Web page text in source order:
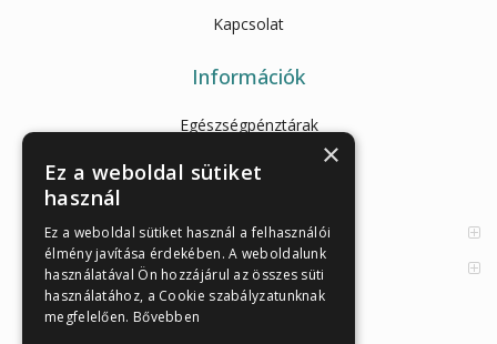
Kapcsolat
Információk
Egészségpénztárak
Cikkek
Enzimes béldaganatszűrés
Orvosi információk
×
Ez a weboldal sütiket
használ
Ez a weboldal sütiket használ a felhasználói
élmény javítása érdekében. A weboldalunk
használatával Ön hozzájárul az összes süti
használatához, a Cookie szabályzatunknak
megfelelően. Bővebben